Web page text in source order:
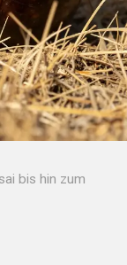
bis hin zum